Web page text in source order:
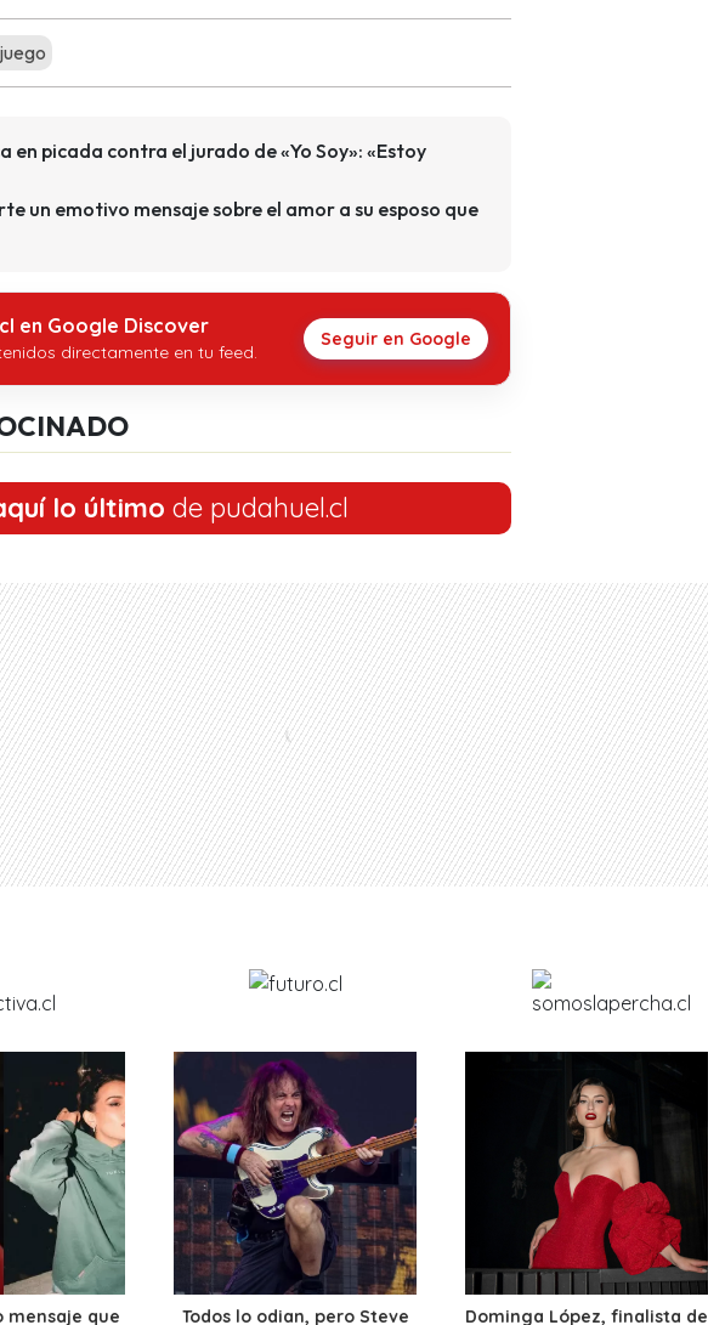
en picada contra el jurado de «Yo Soy»: «Estoy
un emotivo mensaje sobre el amor a su esposo que
en Google Discover
directamente en tu feed.
Seguir en Google
lo último de pudahuel.cl
mensaje que
Todos lo odian, pero Steve
Dominga López, finalista de